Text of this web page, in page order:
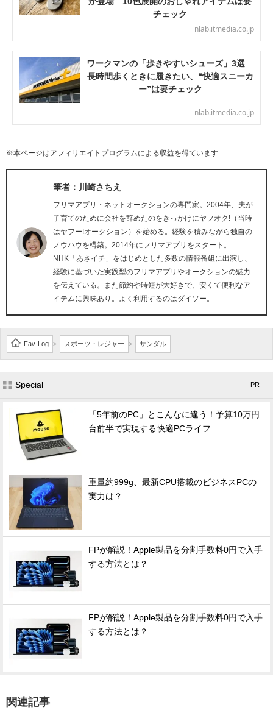
チェック
nlab.itmedia.co.jp
ワークマンの「歩きやすいシューズ」3選
長時間歩くときに履きたい、“快適スニーカ
ー”は要チェック
nlab.itmedia.co.jp
※本ページはアフィリエイトプログラムによる収益を得ています
筆者：川崎さちえ
フリマアプリ・ネットオークションの専門家。2004年、夫が
子育てのために会社を辞めたのをきっかけにヤフオク!（当時
はヤフー!オークション）を始める。経験を積みながら独自の
ノウハウを構築。2014年にフリマアプリをスタート。
NHK「あさイチ」をはじめとした多数の情報番組に出演し、
経験に基づいた実践型のフリマアプリやオークションの魅力
を伝えている。また節約や時短が大好きで、安くて便利なア
イテムに興味あり。よく利用するのはダイソー。
Fav-Log > スポーツ・レジャー > サンダル
Special - PR -
「5年前のPC」とこんなに違う！予算10万円
台前半で実現する快適PCライフ
重量約999g、最新CPU搭載のビジネスPCの
実力は？
FPが解説！Apple製品を分割手数料0円で入手
する方法とは？
FPが解説！Apple製品を分割手数料0円で入手
する方法とは？
関連記事